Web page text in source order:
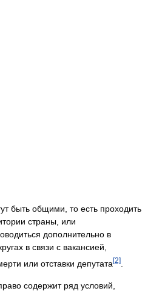
быть общими, то есть проходить
страны, или
дополнительно в
в связи с вакансией,
или отставки депутата[2]
содержит ряд условий,